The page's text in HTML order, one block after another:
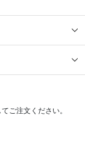
ご注文ください。